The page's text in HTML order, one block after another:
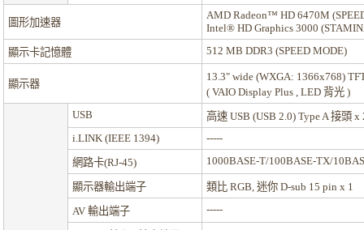
圖形加速器
AMD Radeon™ HD 6470M
Intel® HD Graphics 3000
顯示卡記憶體
512 MB DDR3 (SPEED MODE)
顯示器
13.3" wide (WXGA: 1366x768)
( VAIO Display Plus , LED 背光 )
USB
高速 USB (USB 2.0) Type A 接頭
i.LINK (IEEE 1394)
-----
網路卡(RJ-45)
1000BASE-T/100BASE-TX/
顯示器輸出端子
類比 RGB, 迷你 D-sub 15 pin x 1
AV 輸出端子
-----